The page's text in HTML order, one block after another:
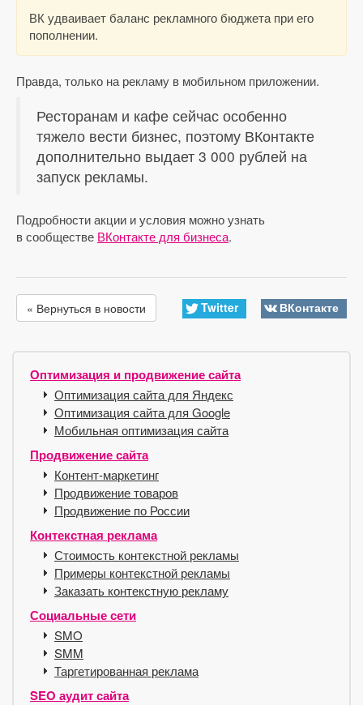
ВК удваивает баланс рекламного бюджета при его
пополнении.
Правда, только на рекламу в мобильном приложении.
Ресторанам и кафе сейчас особенно
тяжело вести бизнес, поэтому ВКонтакте
дополнительно выдает 3 000 рублей на
запуск рекламы.
Подробности акции и условия можно узнать
в сообществе ВКонтакте для бизнеса.
« Вернуться в новости Twitter ВКонтакте
Оптимизация и продвижение сайта
Оптимизация сайта для Яндекс
Оптимизация сайта для Google
Мобильная оптимизация сайта
Продвижение сайта
Контент-маркетинг
Продвижение товаров
Продвижение по России
Контекстная реклама
Стоимость контекстной рекламы
Примеры контекстной рекламы
Заказать контекстную рекламу
Социальные сети
SMO
SMM
Таргетированная реклама
SEO аудит сайта